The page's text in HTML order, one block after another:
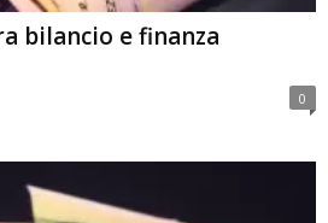
bilancio e finanza
0